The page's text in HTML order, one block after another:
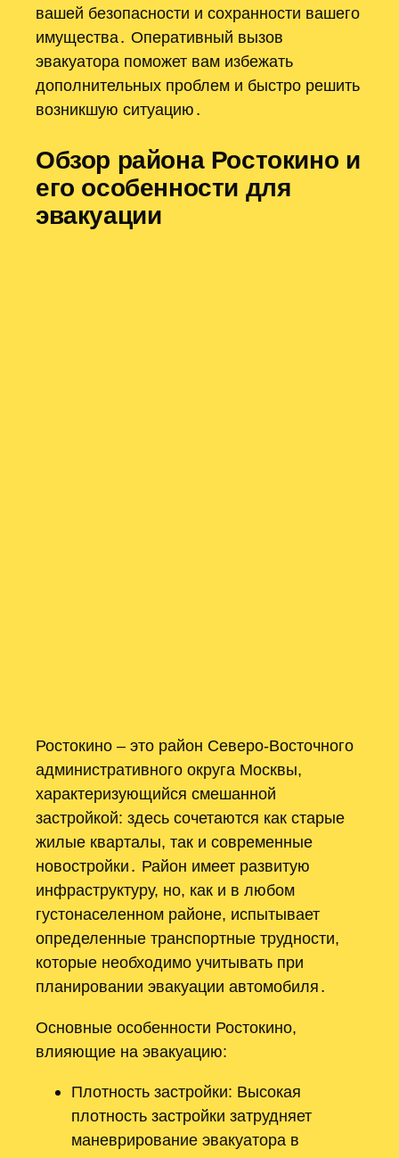
вашей безопасности и сохранности вашего
имущества․ Оперативный вызов
эвакуатора поможет вам избежать
дополнительных проблем и быстро решить
возникшую ситуацию․
Обзор района Ростокино и
его особенности для
эвакуации
Ростокино – это район Северо-Восточного
административного округа Москвы,
характеризующийся смешанной
застройкой: здесь сочетаются как старые
жилые кварталы, так и современные
новостройки․ Район имеет развитую
инфраструктуру, но, как и в любом
густонаселенном районе, испытывает
определенные транспортные трудности,
которые необходимо учитывать при
планировании эвакуации автомобиля․
Основные особенности Ростокино,
влияющие на эвакуацию:
Плотность застройки: Высокая
плотность застройки затрудняет
маневрирование эвакуатора в